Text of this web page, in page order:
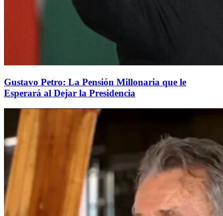
Gustavo Petro: La Pensión Millonaria que le
Esperará al Dejar la Presidencia